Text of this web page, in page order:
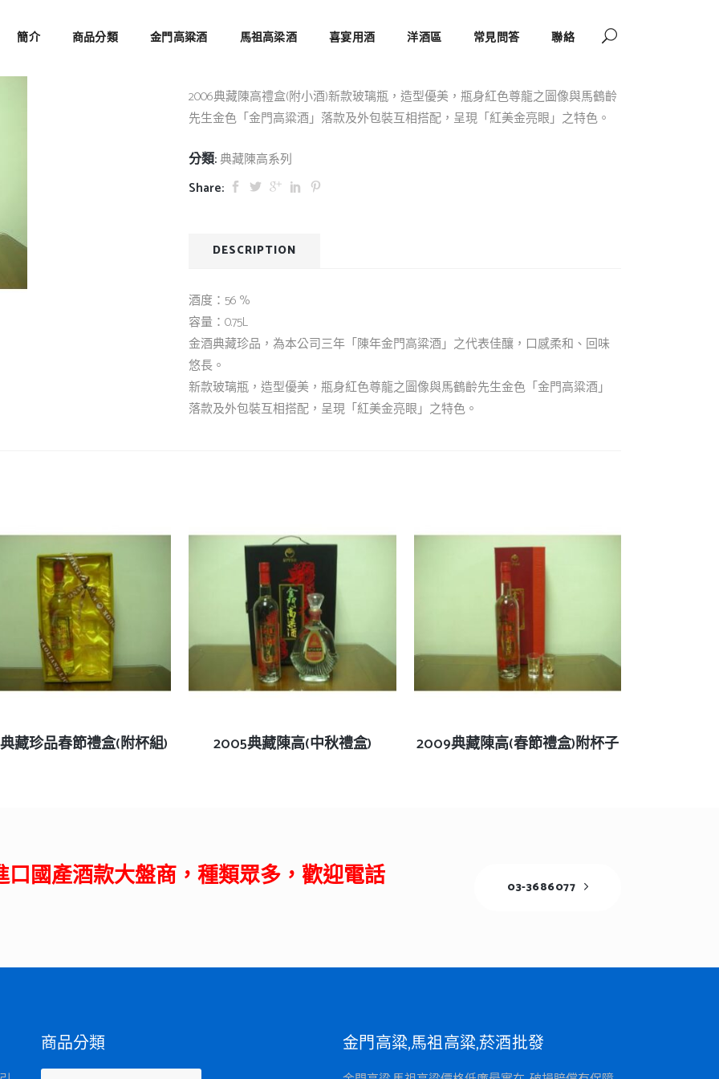
簡介 商品分類 金門高粱酒 馬祖高梁酒 喜宴用酒 洋酒區 常見問答 聯絡
2006典藏陳高禮盒(附小酒)
2006典藏陳高禮盒(附小酒)新款玻璃瓶，造型優美，瓶身紅色尊龍之圖像與馬鶴齡
先生金色「金門高粱酒」落款及外包裝互相搭配，呈現「紅美金亮眼」之特色。
分類:典藏陳高系列
Share:
DESCRIPTION
酒度：56 %
容量：0.75L
金酒典藏珍品，為本公司三年「陳年金門高粱酒」之代表佳釀，口感柔和、回味
悠長。
新款玻璃瓶，造型優美，瓶身紅色尊龍之圖像與馬鶴齡先生金色「金門高粱酒」
落款及外包裝互相搭配，呈現「紅美金亮眼」之特色。
查看內容
藏珍品春節禮盒(附杯組) 查看內容
2005典藏陳高(中秋禮盒) 查看內容
2009典藏陳高(春節禮盒)附杯子
國產酒款大盤商，種類眾多，歡迎電話 03-3686077
商品分類 金門高粱,馬祖高粱,菸酒批發